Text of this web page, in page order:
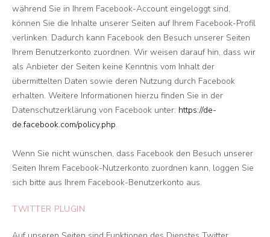
während Sie in Ihrem Facebook-Account eingeloggt sind,
können Sie die Inhalte unserer Seiten auf Ihrem Facebook-Profil
verlinken. Dadurch kann Facebook den Besuch unserer Seiten
Ihrem Benutzerkonto zuordnen. Wir weisen darauf hin, dass wir
als Anbieter der Seiten keine Kenntnis vom Inhalt der
übermittelten Daten sowie deren Nutzung durch Facebook
erhalten. Weitere Informationen hierzu finden Sie in der
Datenschutzerklärung von Facebook unter: https://de-
de.facebook.com/policy.php.
Wenn Sie nicht wünschen, dass Facebook den Besuch unserer
Seiten Ihrem Facebook-Nutzerkonto zuordnen kann, loggen Sie
sich bitte aus Ihrem Facebook-Benutzerkonto aus.
TWITTER PLUGIN